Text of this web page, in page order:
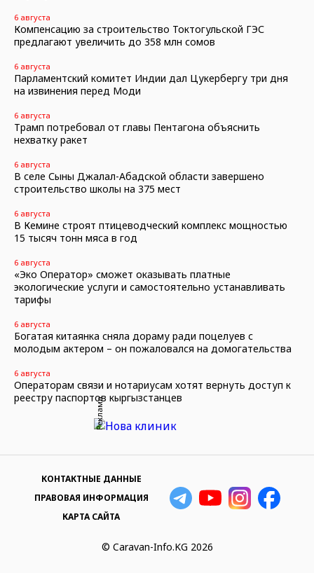
6 августа
Компенсацию за строительство Токтогульской ГЭС
предлагают увеличить до 358 млн сомов
6 августа
Парламентский комитет Индии дал Цукербергу три дня
на извинения перед Моди
6 августа
Трамп потребовал от главы Пентагона объяснить
нехватку ракет
6 августа
В селе Сыны Джалал-Абадской области завершено
строительство школы на 375 мест
6 августа
В Кемине строят птицеводческий комплекс мощностью
15 тысяч тонн мяса в год
6 августа
«Эко Оператор» сможет оказывать платные
экологические услуги и самостоятельно устанавливать
тарифы
6 августа
Богатая китаянка сняла дораму ради поцелуев с
молодым актером – он пожаловался на домогательства
6 августа
Операторам связи и нотариусам хотят вернуть доступ к
реестру паспортов кыргызстанцев
Реклама
© Caravan-Info.KG 2026
КОНТАКТНЫЕ ДАННЫЕ
ПРАВОВАЯ ИНФОРМАЦИЯ
КАРТА САЙТА